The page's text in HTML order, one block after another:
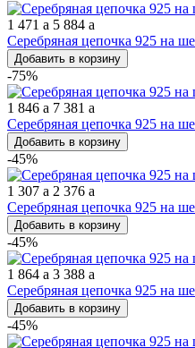
1 471 a 5 884 a
Серебряная цепочка 925 на
Добавить в корзину
-75%
1 846 a 7 381 a
Серебряная цепочка 925 на
Добавить в корзину
-45%
1 307 a 2 376 a
Серебряная цепочка 925 на
Добавить в корзину
-45%
1 864 a 3 388 a
Серебряная цепочка 925 на
Добавить в корзину
-45%